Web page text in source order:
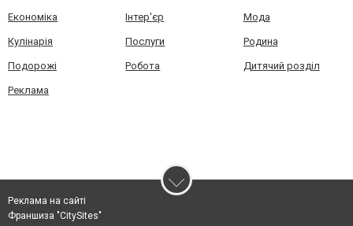
Економіка Інтер'єр Мода
Кулінарія Послуги Родина
Подорожі Робота Дитячий розділ
Реклама
Реклама на сайті
Франшиза "CitySites"